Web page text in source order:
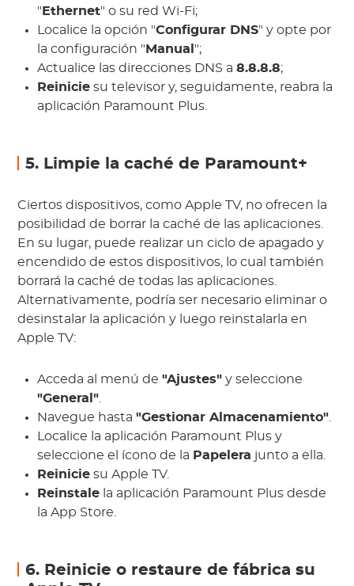
" Ethernet" o su red Wi-Fi;
Localice la opción "Configurar DNS" y opte por
la configuración " Manual ";
Actualice las direcciones DNS a8.8.8.8;
Reinicie su televisor y, seguidamente, reabra la
aplicación Paramount Plus.
5. Limpie la caché de Paramount+
Ciertos dispositivos, como Apple TV, no ofrecen la
posibilidad de borrar la caché de las aplicaciones.
En su lugar, puede realizar un ciclo de apagado y
encendido de estos dispositivos, lo cual también
borrará la caché de todas las aplicaciones.
Alternativamente, podría ser necesario eliminar o
desinstalar la aplicación y luego reinstalarla en
Apple TV:
Acceda al menú de"Ajustes" y seleccione
"General".
Navegue hasta"Gestionar Almacenamiento".
Localice la aplicación Paramount Plus y
seleccione el ícono de la Papelera junto a ella.
Reinicie su Apple TV.
Reinstale la aplicación Paramount Plus desde
la App Store.
6. Reinicie o restaure de fábrica su